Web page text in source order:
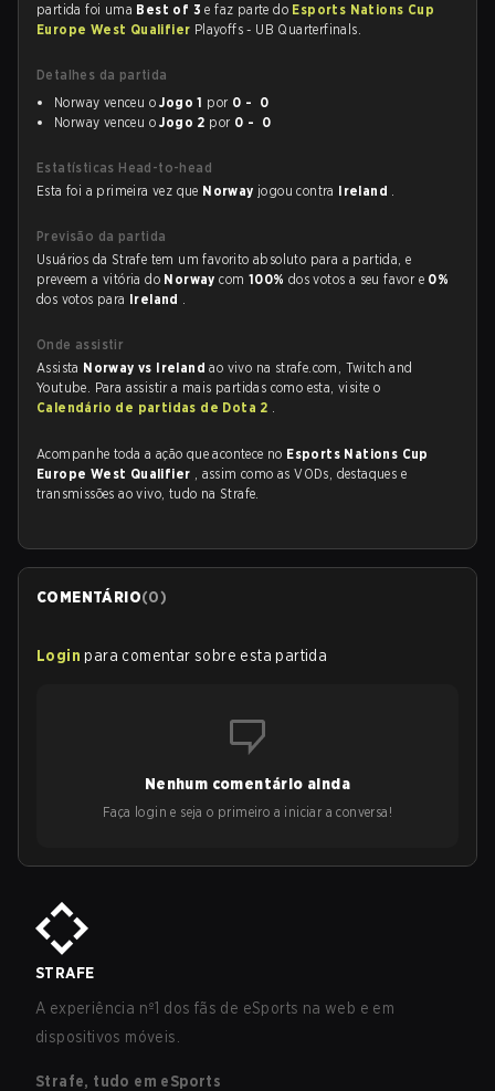
partida foi uma Best of 3e faz parte do Esports Nations Cup
Europe West Qualifier Playoffs - UB Quarterfinals.
Detalhes da partida
Norway venceu oJogo 1 por 0 - 0
Norway venceu oJogo 2 por 0 - 0
Estatísticas Head-to-head
Esta foi a primeira vez que Norway jogou contra Ireland .
Previsão da partida
Usuários da Strafe tem um favorito absoluto para a partida, e
preveem a vitória do Norwaycom 100% dos votos a seu favor e 0%
dos votos para Ireland .
Onde assistir
Assista Norway vs Irelandao vivo na strafe.com, Twitch and
Youtube. Para assistir a mais partidas como esta, visite o
Calendário de partidas de Dota 2 .
Acompanhe toda a ação que acontece no Esports Nations Cup
Europe West Qualifier , assim como as VODs, destaques e
transmissões ao vivo, tudo na Strafe.
COMENTÁRIO(0)
Login para comentar sobre esta partida
Nenhum comentário ainda
Faça login e seja o primeiro a iniciar a conversa!
STRAFE
A experiência nº1 dos fãs de eSports na web e em
dispositivos móveis.
Strafe, tudo em eSports